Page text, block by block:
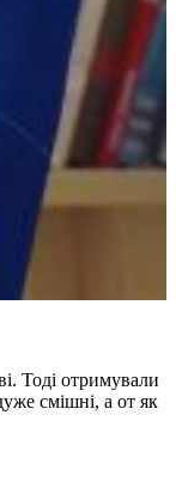
Тоді отримували
смішні, а от як